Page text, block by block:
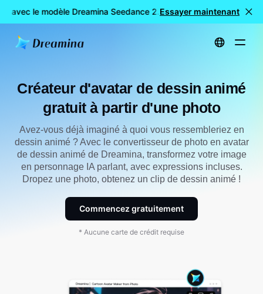
avec le modèle Dreamina Seedance 2.0 Création de vidéos
Essayer maintenant
Accueil Créateur gratuit d'avatars de dessin animé à partir d'une photo
Créateur d'avatar de dessin animé
gratuit à partir d'une photo
Avez-vous déjà imaginé à quoi vous ressembleriez en
dessin animé ? Avec le convertisseur de photo en avatar
de dessin animé de Dreamina, transformez votre image
en personnage IA parlant, avec expressions incluses.
Dropez une photo, obtenez un clip de dessin animé !
Commencez gratuitement
* Aucune carte de crédit requise